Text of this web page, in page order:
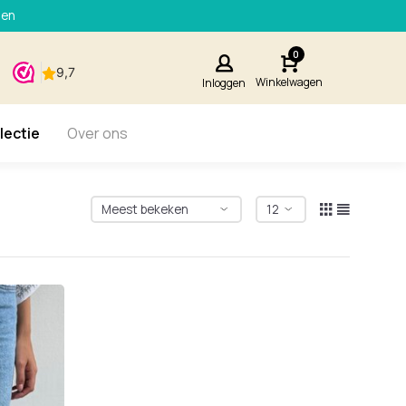
Inloggen
0
Winkelwagen
Over ons